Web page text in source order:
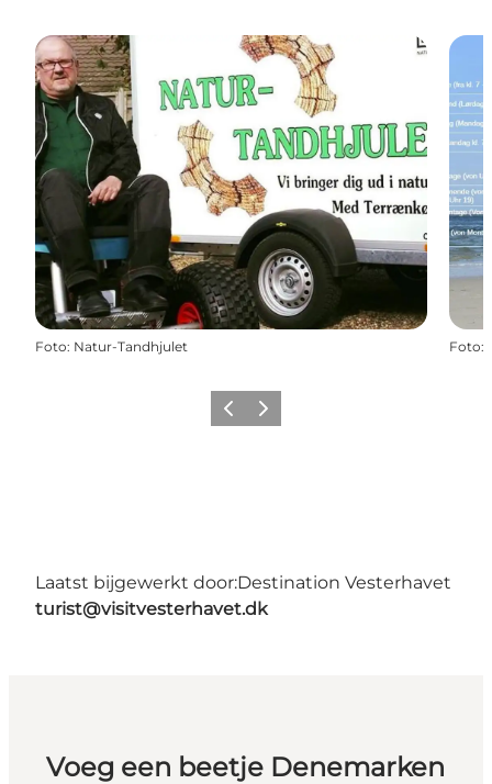
Foto: Natur-Tandhjulet Foto:
Vorige Volgende
Laatst bijgewerkt door:Destination Vesterhavet
turist@visitvesterhavet.dk
Voeg een beetje Denemarken